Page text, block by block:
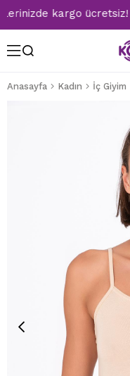
kargo
Anasayfa Kadın İç Giyim